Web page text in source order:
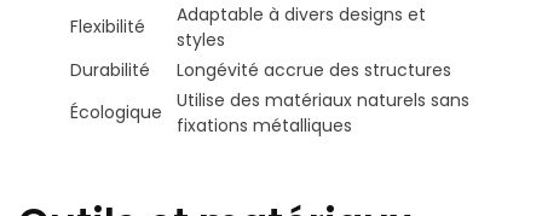
Flexibilité
Adaptable à divers designs et
styles
Durabilité
Longévité accrue des structures
Écologique
Utilise des matériaux naturels sans
fixations métalliques